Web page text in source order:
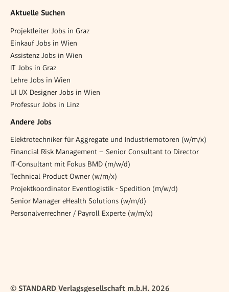
Aktuelle Suchen
Projektleiter Jobs in Graz
Einkauf Jobs in Wien
Assistenz Jobs in Wien
IT Jobs in Graz
Lehre Jobs in Wien
UI UX Designer Jobs in Wien
Professur Jobs in Linz
Andere Jobs
Elektrotechniker für Aggregate und Industriemotoren (w/m/x)
Financial Risk Management – Senior Consultant to Director
IT-Consultant mit Fokus BMD (m/w/d)
Technical Product Owner (w/m/x)
Projektkoordinator Eventlogistik - Spedition (m/w/d)
Senior Manager eHealth Solutions (w/m/d)
Personalverrechner / Payroll Experte (w/m/x)
© STANDARD Verlagsgesellschaft m.b.H. 2026